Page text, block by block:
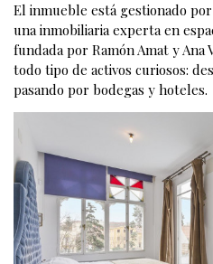
El inmueble está gestionado por
una inmobiliaria experta en
fundada por Ramón Amat y
todo tipo de activos curiosos:
pasando por bodegas y hoteles.